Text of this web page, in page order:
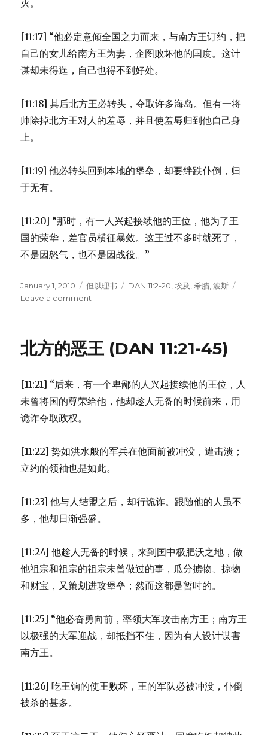
灭。
[11:17] “他必定意倾全国之力而来，与南方王订约，把
自己的女儿给南方王为妻，企图败坏他的国度。这计
谋却未得逞，自己也得不到好处。
[11:18] 其后北方王必转头，夺取许多海岛。但有一将
帅除掉北方王对人的羞辱，并且使羞辱归到他自己身
上。
[11:19] 他必转头回到本地的堡垒，却要绊跌仆倒，归
于无有。
[11:20] “那时，有一人兴起接续他的王位，他为了王
国的荣华，差官员横征暴敛。这王过不多时就死了，
不是因怒气，也不是因战役。”
Posted
on
January 1, 2010 Categories
但以理书 Tags
DAN 11:2-20 ,埃及 ,希腊 ,波斯
Leave a comment
和
王
(DAN
北方的恶王 (DAN 11:21-45)
[11:21] “后来，有一个卑鄙的人兴起接续他的王位，人
未曾将国的尊荣给他，他却趁人无备的时候前来，用
诡诈夺取政权。
[11:22] 势如洪水般的军兵在他面前被冲没，遭击溃；
立约的领袖也是如此。
[11:23] 他与人结盟之后，却行诡诈。跟随他的人虽不
多，他却日渐强盛。
[11:24] 他趁人无备的时候，来到国中极肥沃之地，做
他祖宗和祖宗的祖宗未曾做过的事，瓜分掳物、掠物
和财宝，又策划进攻堡垒；然而这都是暂时的。
[11:25] “他必奋勇向前，率领大军攻击南方王；南方王
以极强的大军迎战，却抵挡不住，因为有人设计谋害
南方王。
[11:26] 吃王饷的使王败坏，王的军队必被冲没，仆倒
被杀的甚多。